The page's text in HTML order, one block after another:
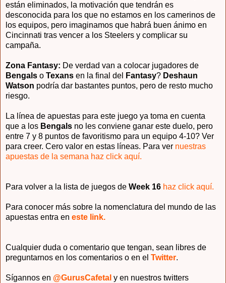
están eliminados, la motivación que tendrán es
desconocida para los que no estamos en los camerinos de
los equipos, pero imaginamos que habrá buen ánimo en
Cincinnati tras vencer a los Steelers y complicar su
campaña.
Zona Fantasy: De verdad van a colocar jugadores de
Bengals o Texans en la final del Fantasy? Deshaun
Watson podría dar bastantes puntos, pero de resto mucho
riesgo.
La línea de apuestas para este juego ya toma en cuenta
que a los Bengals no les conviene ganar este duelo, pero
entre 7 y 8 puntos de favoritismo para un equipo 4-10? Ver
para creer. Cero valor en estas líneas. Para ver nuestras
apuestas de la semana haz click aquí.
Para volver a la lista de juegos de Week 16 haz click aquí.
Para conocer más sobre la nomenclatura del mundo de las
apuestas entra en este link.
Cualquier duda o comentario que tengan, sean libres de
preguntarnos en los comentarios o en el Twitter.
Sígannos en @GurusCafetal y en nuestros twitters